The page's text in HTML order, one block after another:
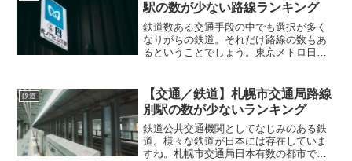
駅の数が少ない路線ランキング
鉄道数ある交通手段の中でも選択が多く
なりがちの鉄道。それだけ路線の数もあ
るということでしょう。東京メトロ日本
もこうした鉄道を利用している方も多い
ことでしょう。それだけ鉄道...
鉄道
【交通／鉄道】札幌市交通局路線
別駅の数が少ないランキング
鉄道公共交通機関としてなじみのある鉄
道。様々な鉄道が日本には存在していま
すね。札幌市交通局日本有数の都市であ